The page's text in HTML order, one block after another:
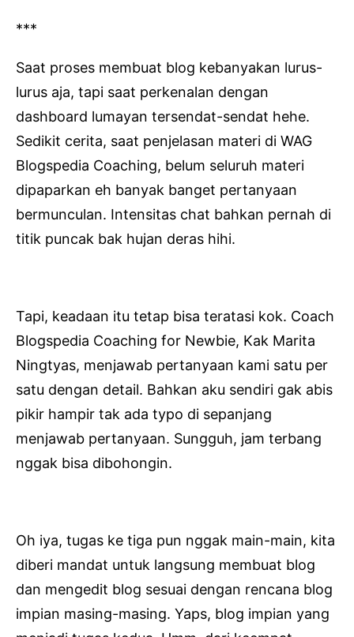
***
Saat proses membuat blog kebanyakan lurus-
lurus aja, tapi saat perkenalan dengan
dashboard lumayan tersendat-sendat hehe.
Sedikit cerita, saat penjelasan materi di WAG
Blogspedia Coaching, belum seluruh materi
dipaparkan eh banyak banget pertanyaan
bermunculan. Intensitas chat bahkan pernah di
titik puncak bak hujan deras hihi.
Tapi, keadaan itu tetap bisa teratasi kok. Coach
Blogspedia Coaching for Newbie, Kak Marita
Ningtyas, menjawab pertanyaan kami satu per
satu dengan detail. Bahkan aku sendiri gak abis
pikir hampir tak ada typo di sepanjang
menjawab pertanyaan. Sungguh, jam terbang
nggak bisa dibohongin.
Oh iya, tugas ke tiga pun nggak main-main, kita
diberi mandat untuk langsung membuat blog
dan mengedit blog sesuai dengan rencana blog
impian masing-masing. Yaps, blog impian yang